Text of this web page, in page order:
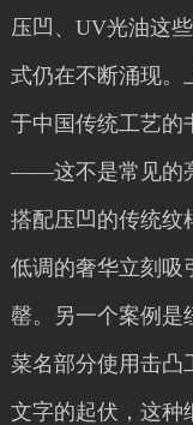
压凹、UV光油这
式仍在不断涌现。
于中国传统工艺的
——这不是常见的
搭配压凹的传统纹
低调的奢华立刻吸
罄。另一个案例是
菜名部分使用击凸
文字的起伏，这种